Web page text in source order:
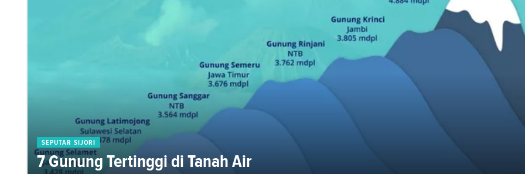
SEPUTAR SIJORI
7 Gunung Tertinggi di Tanah Air